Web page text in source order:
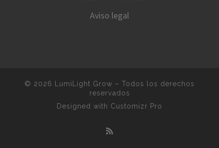
Aviso legal
© 2026 LumiLight Grow – Todos los derechos
reservados
Designed with Customizr Pro